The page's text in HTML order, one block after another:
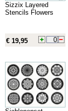
Sizzix Layered
Stencils Flowers
€ 19,95